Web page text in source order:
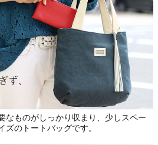
なものがしっかり収まり、少しスペー
ズのトートバッグです。